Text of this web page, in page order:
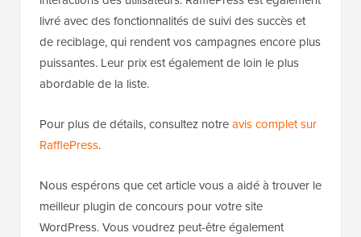
livré avec des fonctionnalités de suivi des succès et
de reciblage, qui rendent vos campagnes encore plus
puissantes. Leur prix est également de loin le plus
abordable de la liste.
Pour plus de détails, consultez notreavis complet sur
RafflePress.
Nous espérons que cet article vous a aidé à trouver le
meilleur plugin de concours pour votre site
WordPress. Vous voudrez peut-être également